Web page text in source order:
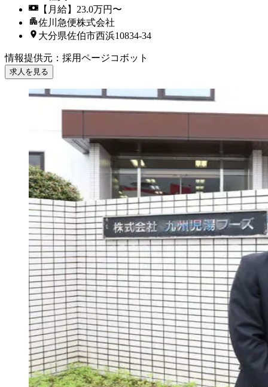
【月給】23.0万円〜
佐川急便株式会社
大分県佐伯市西浜10834-34
情報提供元 ： 採用ページコボット
求人を見る